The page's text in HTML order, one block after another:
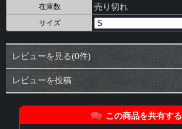
在庫数 売り切れ
サイズ
レビューを見る(0件)
レビューを投稿
この商品を共有する